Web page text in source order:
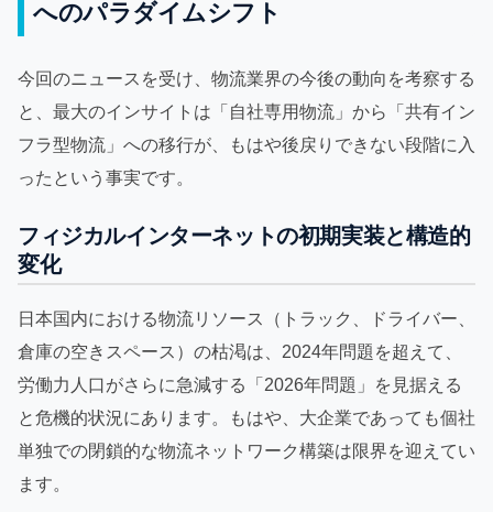
へのパラダイムシフト
今回のニュースを受け、物流業界の今後の動向を考察する
と、最大のインサイトは「自社専用物流」から「共有イン
フラ型物流」への移行が、もはや後戻りできない段階に入
ったという事実です。
フィジカルインターネットの初期実装と構造的
変化
日本国内における物流リソース（トラック、ドライバー、
倉庫の空きスペース）の枯渇は、2024年問題を超えて、
労働力人口がさらに急減する「2026年問題」を見据える
と危機的状況にあります。もはや、大企業であっても個社
単独での閉鎖的な物流ネットワーク構築は限界を迎えてい
ます。